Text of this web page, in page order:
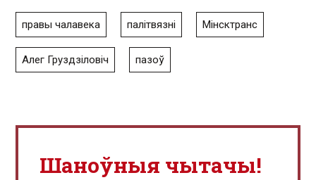
правы чалавека палітвязні Мінсктранс
Алег Груздзіловіч пазоў
Шаноўныя чытачы!